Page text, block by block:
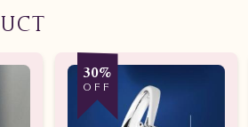
30%
OFF